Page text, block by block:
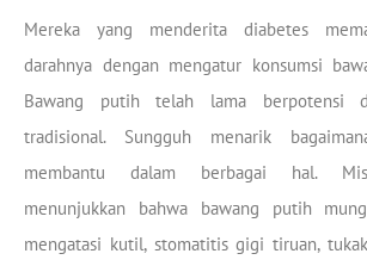
Mereka yang menderita diabetes
darahnya dengan mengatur konsumsi
Bawang putih telah lama berpotensi
tradisional. Sungguh menarik
membantu dalam berbagai hal.
menunjukkan bahwa bawang putih
mengatasi kutil, stomatitis gigi tiruan,